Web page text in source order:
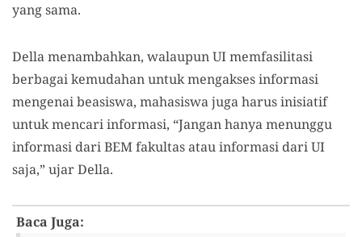
yang sama.
Della menambahkan, walaupun UI memfasilitasi
berbagai kemudahan untuk mengakses informasi
mengenai beasiswa, mahasiswa juga harus inisiatif
untuk mencari informasi, “Jangan hanya menunggu
informasi dari BEM fakultas atau informasi dari UI
saja,” ujar Della.
Baca Juga: